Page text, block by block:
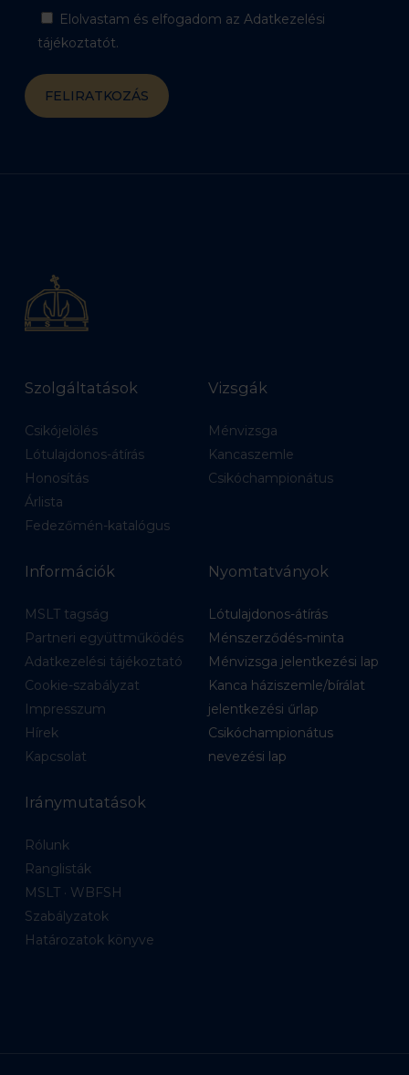
Elolvastam és elfogadom az Adatkezelési
tájékoztatót.
Szolgáltatások
Csikójelölés
Lótulajdonos-átírás
Honosítás
Árlista
Fedezőmén-katalógus
Vizsgák
Ménvizsga
Kancaszemle
Csikóchampionátus
Információk
MSLT tagság
Partneri együttműködés
Adatkezelési tájékoztató
Cookie-szabályzat
Impresszum
Hírek
Kapcsolat
Nyomtatványok
Lótulajdonos-átírás
Ménszerződés-minta
Ménvizsga jelentkezési lap
Kanca háziszemle/bírálat
jelentkezési űrlap
Csikóchampionátus
nevezési lap
Iránymutatások
Rólunk
Ranglisták
MSLT · WBFSH
Szabályzatok
Határozatok könyve